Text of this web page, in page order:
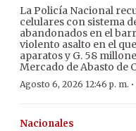
La Policía Nacional
celulares con sistema
abandonados en el
violento asalto en el
aparatos y G. 58
Mercado de Abasto de
Agosto 6, 2026 12:46 p. m. ·
Nacionales